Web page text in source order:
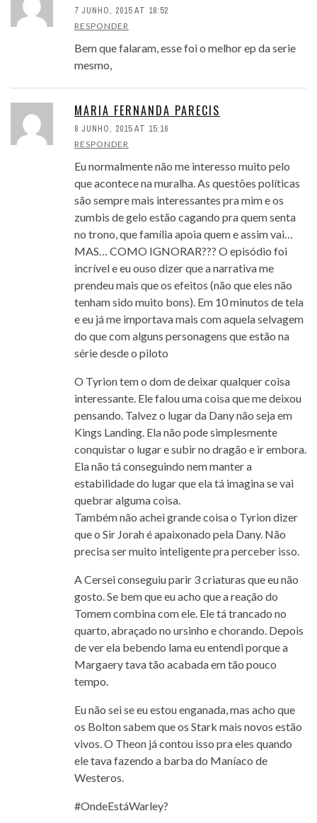
7 JUNHO, 2015 AT 18:52
RESPONDER
Bem que falaram, esse foi o melhor ep da serie
mesmo,
MARIA FERNANDA PARECIS
8 JUNHO, 2015 AT 15:16
RESPONDER
Eu normalmente não me interesso muito pelo
que acontece na muralha. As questões políticas
são sempre mais interessantes pra mim e os
zumbis de gelo estão cagando pra quem senta
no trono, que família apoia quem e assim vai…
MAS… COMO IGNORAR??? O episódio foi
incrível e eu ouso dizer que a narrativa me
prendeu mais que os efeitos (não que eles não
tenham sido muito bons). Em 10 minutos de tela
e eu já me importava mais com aquela selvagem
do que com alguns personagens que estão na
série desde o piloto
O Tyrion tem o dom de deixar qualquer coisa
interessante. Ele falou uma coisa que me deixou
pensando. Talvez o lugar da Dany não seja em
Kings Landing. Ela não pode simplesmente
conquistar o lugar e subir no dragão e ir embora.
Ela não tá conseguindo nem manter a
estabilidade do lugar que ela tá imagina se vai
quebrar alguma coisa.
Também não achei grande coisa o Tyrion dizer
que o Sir Jorah é apaixonado pela Dany. Não
precisa ser muito inteligente pra perceber isso.
A Cersei conseguiu parir 3 criaturas que eu não
gosto. Se bem que eu acho que a reação do
Tomem combina com ele. Ele tá trancado no
quarto, abraçado no ursinho e chorando. Depois
de ver ela bebendo lama eu entendi porque a
Margaery tava tão acabada em tão pouco
tempo.
Eu não sei se eu estou enganada, mas acho que
os Bolton sabem que os Stark mais novos estão
vivos. O Theon já contou isso pra eles quando
ele tava fazendo a barba do Maníaco de
Westeros.
#OndeEstáWarley?